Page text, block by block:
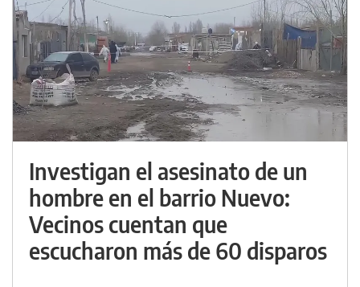
Investigan el asesinato de un
hombre en el barrio Nuevo:
Vecinos cuentan que
escucharon más de 60 disparos